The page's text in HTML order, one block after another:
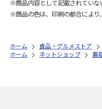
※商品内容として記載されていな
※商品の色は、印刷の都合により
ホーム 食品・グルメストア
ホーム
ネットショップ 農